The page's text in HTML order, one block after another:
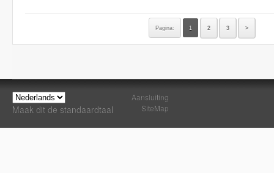
Pagina: 1 2 3 >
Maak dit de standaardtaal
Aansluiting
SiteMap